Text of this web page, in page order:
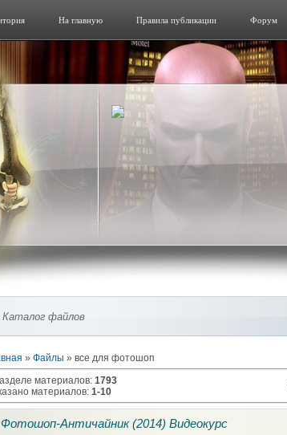
На главную Правила публикации Форум
Каталог файлов
» Файлы » все для фотошоп
материалов: 1793
материалов: 1-10
Фотошоп-Античайник (2014) Видеокурс